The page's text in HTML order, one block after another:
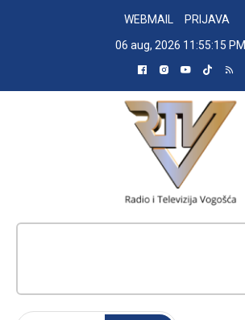
WEBMAIL
PRIJAVA
06 aug, 2026 11:55:16 PM